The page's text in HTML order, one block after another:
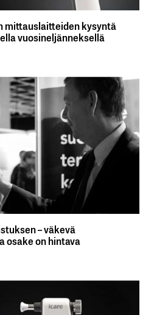
mittauslaitteiden kysyntä
vuosineljänneksellä
– väkevä
osake on hintava